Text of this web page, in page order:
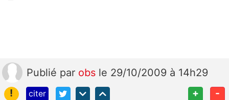
Publié par obs le 29/10/2009 à 14h29
!
citer + -